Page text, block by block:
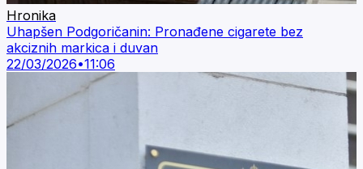
Hronika
Uhapšen Podgoričanin: Pronađene cigarete bez
akciznih markica i duvan
22/03/2026•11:06